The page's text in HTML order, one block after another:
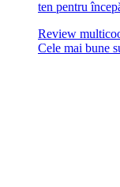
ten pentru
Review
Cele mai bune